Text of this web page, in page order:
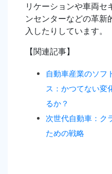
リケーションや車両セ
ンセンターなどの革新
入したりしています。
【関連記事】
自動車産業のソフ
ス：かつてない変
るか？
次世代自動車：ク
ための戦略